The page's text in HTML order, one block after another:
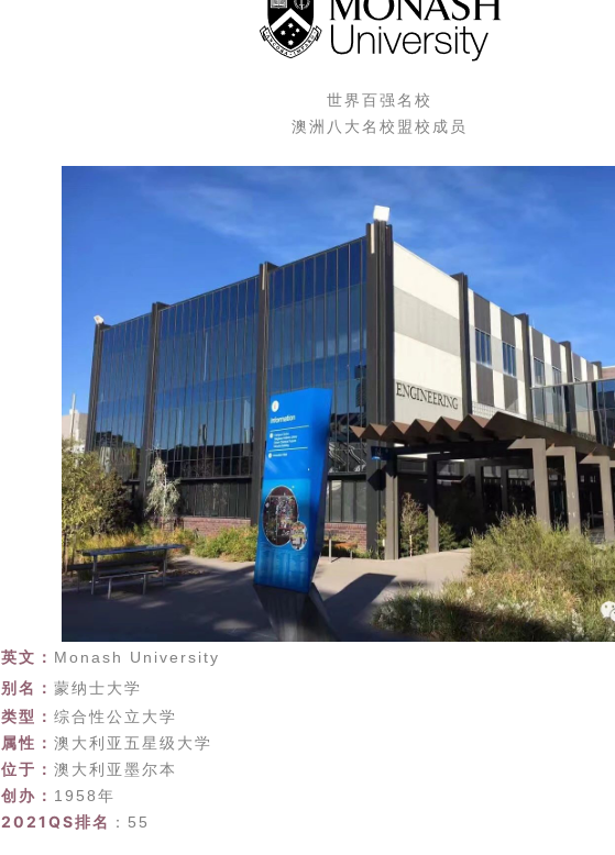
世界百强名校
澳洲八大名校盟校成员
英文 ： Monash University
别名 ：蒙纳士大学
类型：综合性公立大学
属性 ：澳大利亚五星级大学
位于：澳大利亚墨尔本
创办： 1958年
2021QS排名 ：55